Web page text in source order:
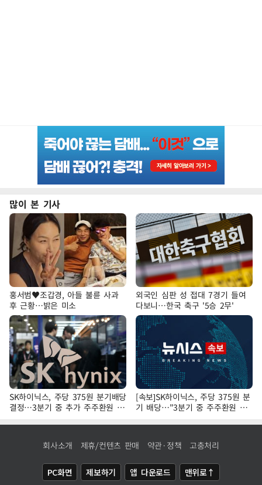
많이 본 기사
홍서범♥조갑경, 아들 불륜 사과
후 근황…밝은 미소
외국인 심판 성 접대 7경기 들여
다보니…한국 축구 '5승 2무'
SK하이닉스, 주당 375원 분기배당
결정…3분기 중 추가 주주환원 발
표
[속보]SK하이닉스, 주당 375원 분
기 배당…"3분기 중 주주환원 방
안 확정"
회사소개 제휴/컨텐츠 판매 약관·정책 고충처리
PC화면 제보하기 앱 다운로드 맨위로↑